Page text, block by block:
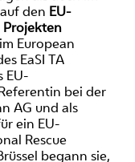
den EU-
European
EaSI TA
EU-
bei der
AG und als
ein EU-
Rescue
begann sie,